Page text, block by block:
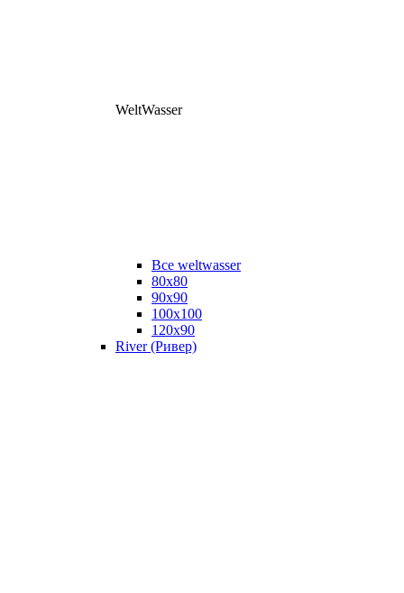
WeltWasser
Все weltwasser
80x80
90x90
100x100
120x90
River (Ривер)